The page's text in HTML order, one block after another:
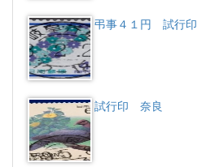
弔事４１円 試行印
試行印 奈良